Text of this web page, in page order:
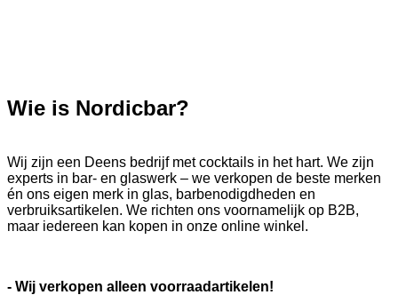
Wie is Nordicbar?
Wij zijn een Deens bedrijf met cocktails in het hart. We zijn
experts in bar- en glaswerk – we verkopen de beste merken
én ons eigen merk in glas, barbenodigdheden en
verbruiksartikelen. We richten ons voornamelijk op B2B,
maar iedereen kan kopen in onze online winkel.
- Wij verkopen alleen voorraadartikelen!